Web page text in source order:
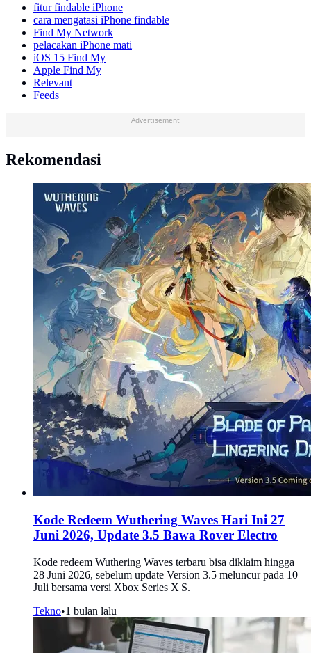
fitur findable iPhone
cara mengatasi iPhone findable
Find My Network
pelacakan iPhone mati
iOS 15 Find My
Apple Find My
Relevant
Feeds
Advertisement
Rekomendasi
Kode Redeem Wuthering Waves Hari Ini 27
Juni 2026, Update 3.5 Bawa Rover Electro
Kode redeem Wuthering Waves terbaru bisa diklaim hingga
28 Juni 2026, sebelum update Version 3.5 meluncur pada 10
Juli bersama versi Xbox Series X|S.
Tekno•1 bulan lalu